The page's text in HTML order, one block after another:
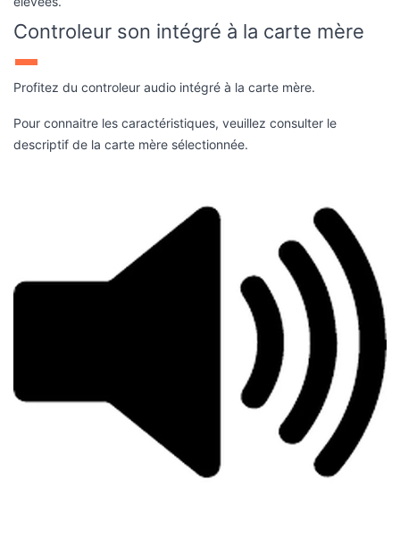
Profitez du controleur audio intégré à la carte mère.
Pour connaitre les caractéristiques, veuillez consulter le
descriptif de la carte mère sélectionnée.
Alimentation 750W MSI A750GL